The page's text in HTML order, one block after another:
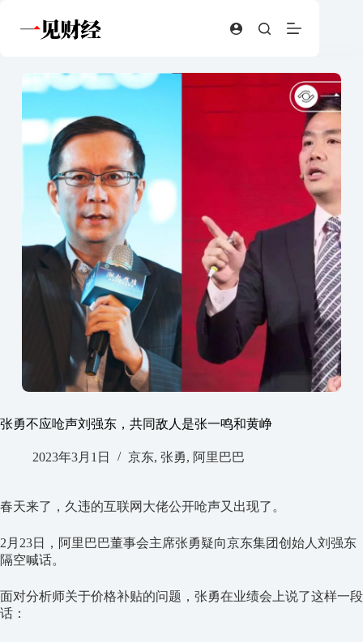
张勇不应呛声刘强东，共同敌人是张一鸣和黄峥
2023年3月1日 京东, 张勇, 阿里巴巴
春天来了，久违的互联网大佬公开呛声又出现了。
2月23日，阿里巴巴董事会主席张勇疑向京东集团创始人刘强东
隔空喊话。
面对分析师关于价格补贴的问题，张勇在业绩会上说了这样一段
话：